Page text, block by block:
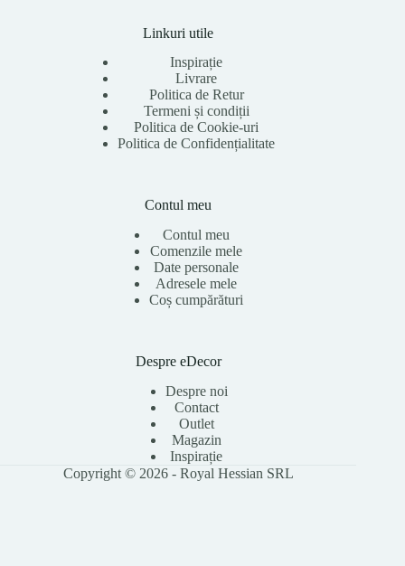
Linkuri utile
Inspirație
Livrare
Politica de Retur
Termeni și condiții
Politica de Cookie-uri
Politica de Confidențialitate
Contul meu
Contul meu
Comenzile mele
Date personale
Adresele mele
Coș cumpărături
Despre eDecor
Despre noi
Contact
Outlet
Magazin
Inspirație
Copyright © 2026 - Royal Hessian SRL